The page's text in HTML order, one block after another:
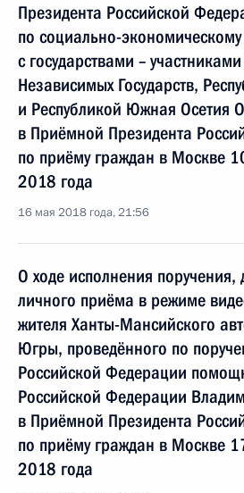
Президента Российской
по социально-экономическому
с государствами –
Независимых Государств,
и Республикой Южная Осетия
в Приёмной Президента
по приёму граждан в Москве
2018 года
16 мая 2018 года, 21:56
О ходе исполнения поручения,
личного приёма в режиме
жителя Ханты-Мансийского
Югры, проведённого по
Российской Федерации
Российской Федерации
в Приёмной Президента
по приёму граждан в Москве
2018 года